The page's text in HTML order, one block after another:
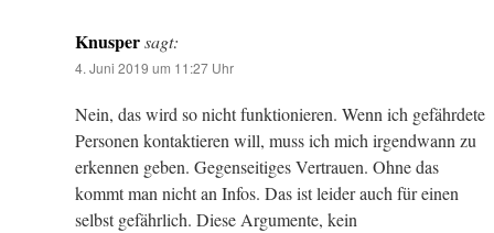
Knuspersagt:
4. Juni 2019 um 11:27 Uhr
Nein, das wird so nicht funktionieren. Wenn ich gefährdete
Personen kontaktieren will, muss ich mich irgendwann zu
erkennen geben. Gegenseitiges Vertrauen. Ohne das
kommt man nicht an Infos. Das ist leider auch für einen
selbst gefährlich. Diese Argumente, kein